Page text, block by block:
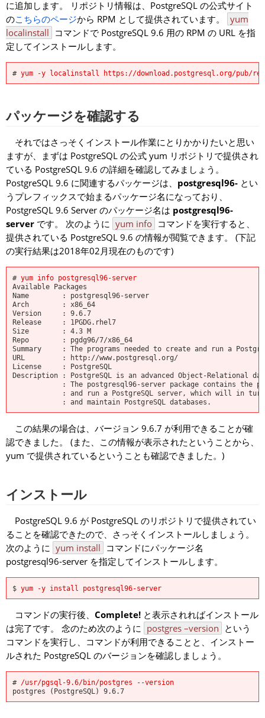
に追加します。 リポジトリ情報は、PostgreSQL の公式サイト
のこちらのページから RPM として提供されています。
yum
localinstall コマンドで PostgreSQL 9.6 用の RPM の URL を指
定してインストールします。
# yum -y localinstall https://download.postgresql.org/pub/
パッケージを確認する
それではさっそくインストール作業にとりかかりたいと思い
ますが、まずは PostgreSQL の公式 yum リポジトリで提供され
ている PostgreSQL 9.6 の詳細を確認してみましょう。
PostgreSQL 9.6 に関連するパッケージは、 postgresql96- とい
うプレフィックスで始まるパッケージ名になっており、
PostgreSQL 9.6 Server のパッケージ名は postgresql96-
server です。 次のように yum info コマンドを実行すると、
提供されている PostgreSQL 9.6 の情報が閲覧できます。 (下記
の実行結果は2018年02月現在のものです)
# yum info postgresql96-server
Available Packages
Name : postgresql96-server
Arch : x86_64
Version : 9.6.7
Release : 1PGDG.rhel7
Size : 4.3 M
Repo : pgdg96/7/x86_64
Summary : The programs needed to create and run a
URL : http://www.postgresql.org/
License : PostgreSQL
Description : PostgreSQL is an advanced Object-Relational
: The postgresql96-server package contains the
: and run a PostgreSQL server, which will in turn
: and maintain PostgreSQL databases.
この結果の場合は、バージョン 9.6.7 が利用できることが確
認できました。 (また、この情報が表示されたということから、
yum で提供されているということも確認できました。)
インストール
PostgreSQL 9.6 が PostgreSQL のリポジトリで提供されてい
ることを確認できたので、さっそくインストールしましょう。
次のように yum install コマンドにパッケージ名
postgresql96-server を指定してインストールします。
$ yum -y install postgresql96-server
コマンドの実行後、 Complete! と表示されればインストール
は完了です。 念のため次のように postgres –version という
コマンドを実行し、コマンドが利用できることと、インストー
ルされた PostgreSQL のバージョンを確認しましょう。
# /usr/pgsql-9.6/bin/postgres --version
postgres (PostgreSQL) 9.6.7